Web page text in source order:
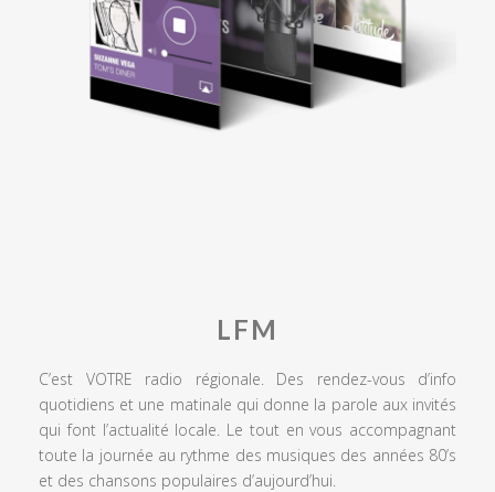
LFM
C’est VOTRE radio régionale. Des rendez-vous d’info
quotidiens et une matinale qui donne la parole aux invités
qui font l’actualité locale. Le tout en vous accompagnant
toute la journée au rythme des musiques des années 80’s
et des chansons populaires d’aujourd’hui.